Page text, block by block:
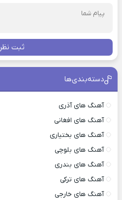
ثبت نظر
دسته‌بندی‌ها
آهنگ های آذری
آهنگ های افغانی
آهنگ های بختیاری
آهنگ های بلوچی
آهنگ های بندری
آهنگ های ترکی
آهنگ های خارجی